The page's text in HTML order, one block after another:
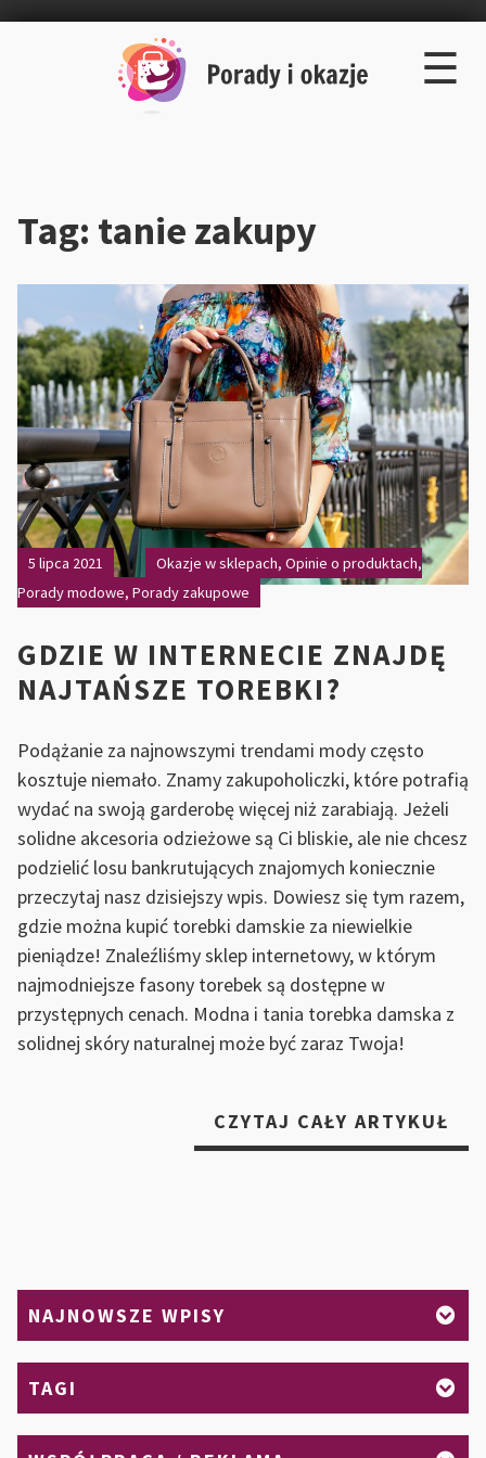
☰
×
Tag: tanie zakupy
5 lipca 2021 Okazje w sklepach, Opinie o produktach,
Porady modowe, Porady zakupowe
GDZIE W INTERNECIE ZNAJDĘ
NAJTAŃSZE TOREBKI?
Podążanie za najnowszymi trendami mody często
kosztuje niemało. Znamy zakupoholiczki, które potrafią
wydać na swoją garderobę więcej niż zarabiają. Jeżeli
solidne akcesoria odzieżowe są Ci bliskie, ale nie chcesz
podzielić losu bankrutujących znajomych koniecznie
przeczytaj nasz dzisiejszy wpis. Dowiesz się tym razem,
gdzie można kupić torebki damskie za niewielkie
pieniądze! Znaleźliśmy sklep internetowy, w którym
najmodniejsze fasony torebek są dostępne w
przystępnych cenach. Modna i tania torebka damska z
solidnej skóry naturalnej może być zaraz Twoja!
CZYTAJ CAŁY ARTYKUŁ
W
NAJNOWSZE WPISY
TAGI